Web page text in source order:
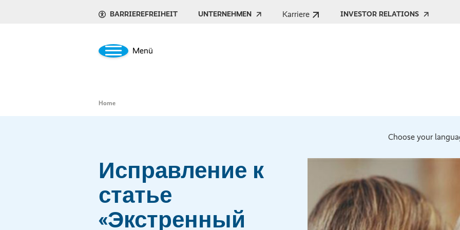
BARRIEREFREIHEIT UNTERNEHMEN Karriere INVESTOR RELATIONS
Menü
Home
Choose your
Исправление к
статье
«Экстренный